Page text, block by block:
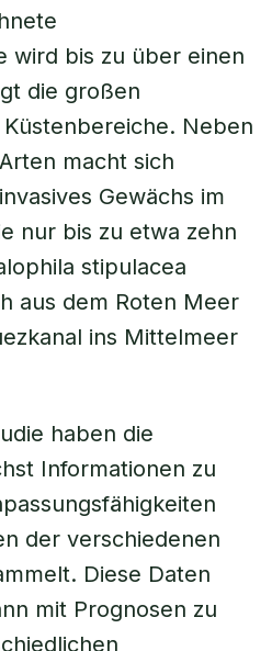
wird bis zu über einen
die großen
Neben
macht sich
Gewächs im
nur bis zu etwa zehn
stipulacea
aus dem Roten Meer
ins Mittelmeer
haben die
Informationen zu
der verschiedenen
Diese Daten
mit Prognosen zu